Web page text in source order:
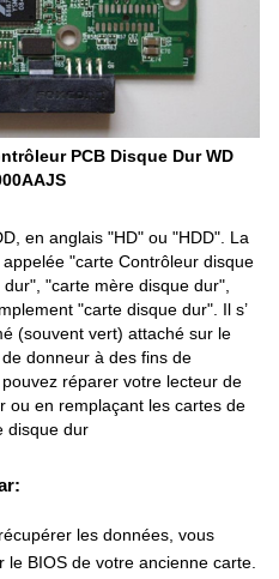
PCB Disque Dur WD
en anglais "HD" ou "HDD". La
"carte Contrôleur disque
"carte mère disque dur",
"carte disque dur". Il s’
(souvent vert) attaché sur le
donneur à des fins de
réparer votre lecteur de
ou en remplaçant les cartes de
disque dur
les données, vous
BIOS de votre ancienne carte.